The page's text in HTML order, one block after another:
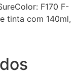
F170 F-
tinta com 140ml,